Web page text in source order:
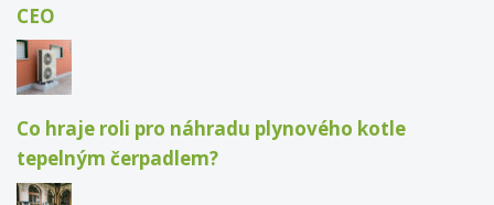
CEO
Co hraje roli pro náhradu plynového kotle
tepelným čerpadlem?